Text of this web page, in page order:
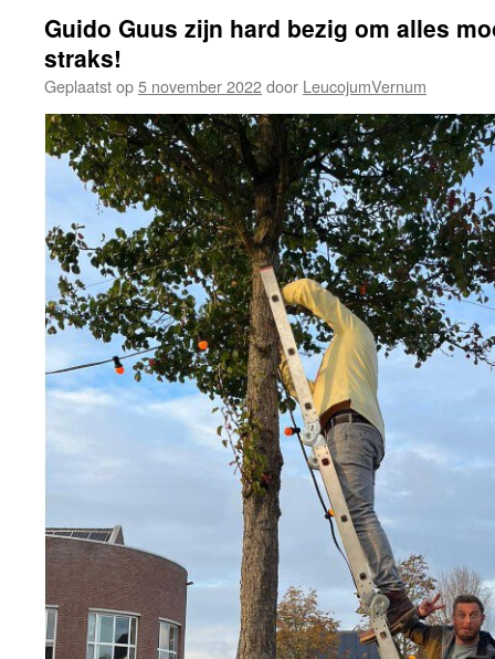
Guido Guus zijn hard bezig om alles
straks!
Geplaatst op5 november 2022door LeucojumVernum